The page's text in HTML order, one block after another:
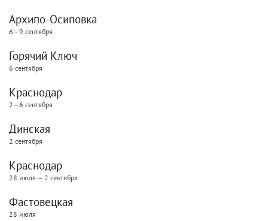
Архипо-Осиповка
6—9 сентября
Горячий Ключ
6 сентября
Краснодар
2—6 сентября
Динская
2 сентября
Краснодар
28 июля — 2 сентября
Фастовецкая
28 июля